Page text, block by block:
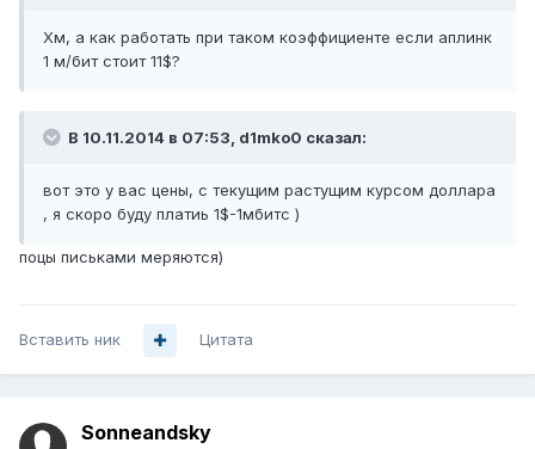
Хм, а как работать при таком коэффициенте если аплинк
1 м/бит стоит 11$?
В 10.11.2014 в 07:53, d1mko0 сказал:
вот это у вас цены, с текущим растущим курсом доллара
, я скоро буду платиь 1$-1мбитс )
поцы письками меряются)
Вставить ник Цитата
Sonneandsky